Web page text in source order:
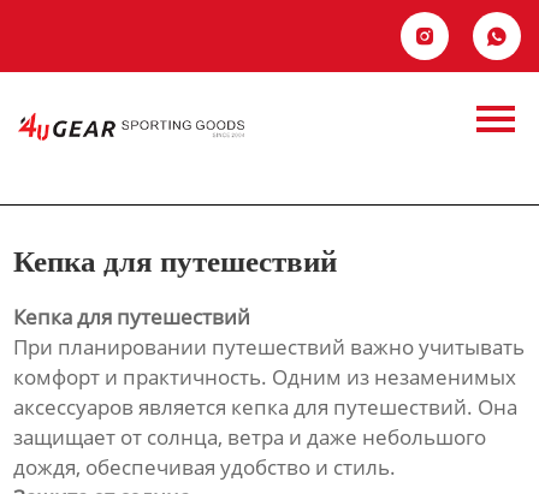
 
Контакты
путешествий
Кепка для путешествий
Кепка для путешествий
При планировании путешествий важно учитывать
комфорт и практичность. Одним из незаменимых
аксессуаров является кепка для путешествий. Она
защищает от солнца, ветра и даже небольшого
дождя, обеспечивая удобство и стиль.